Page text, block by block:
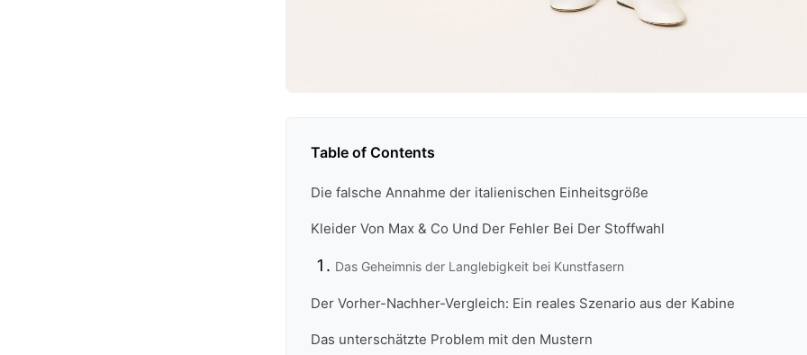
Table of Contents
Die falsche Annahme der italienischen Einheitsgröße
Kleider Von Max & Co Und Der Fehler Bei Der Stoffwahl
Das Geheimnis der Langlebigkeit bei Kunstfasern
Der Vorher-Nachher-Vergleich: Ein reales Szenario aus der Kabine
Das unterschätzte Problem mit den Mustern